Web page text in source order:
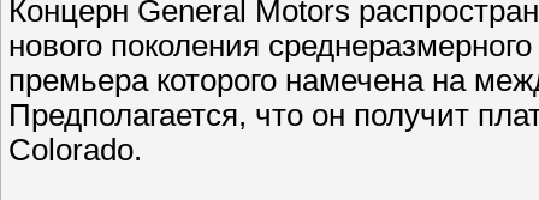
Концерн General Motors
нового поколения
премьера которого намечена на
Предполагается, что он получит
Colorado.